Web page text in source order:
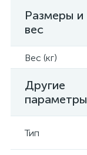
Размеры и
вес
Вес (кг)
Другие
параметры
Тип